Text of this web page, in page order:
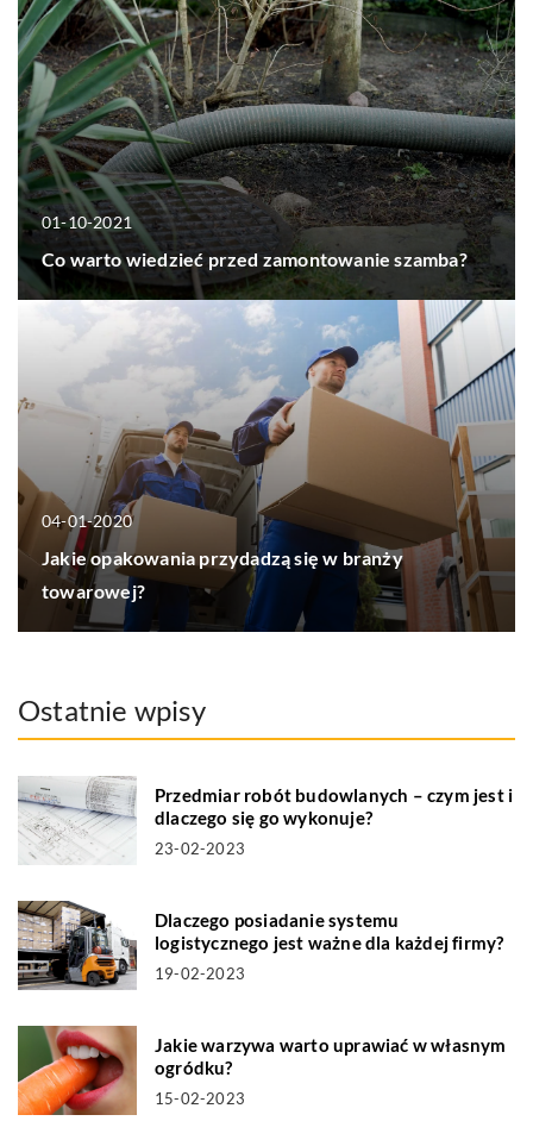
01-10-2021
Co warto wiedzieć przed zamontowanie szamba?
04-01-2020
Jakie opakowania przydadzą się w branży
towarowej?
Ostatnie wpisy
Przedmiar robót budowlanych – czym jest i
dlaczego się go wykonuje?
23-02-2023
Dlaczego posiadanie systemu
logistycznego jest ważne dla każdej firmy?
19-02-2023
Jakie warzywa warto uprawiać w własnym
ogródku?
15-02-2023